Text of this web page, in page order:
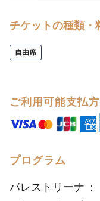
チケットの種類・
自由席
ご利用可能支払
プログラム
パレストリーナ